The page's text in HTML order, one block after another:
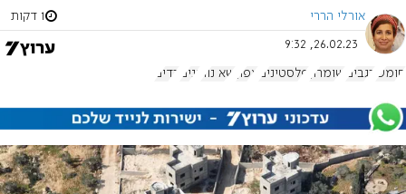
אורלי הררי 1 דקות
26.02.23, 9:32
חומש רגבים שומרון פלסטינים צפון שא נור גנים כדים